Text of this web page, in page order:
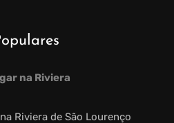
na Riviera
Riviera de São Lourenço